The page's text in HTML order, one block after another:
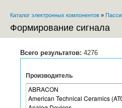
Вы здесь
Каталог электронных компонентов »
Формирование сигнала
Всего результатов: 4276
Производитель